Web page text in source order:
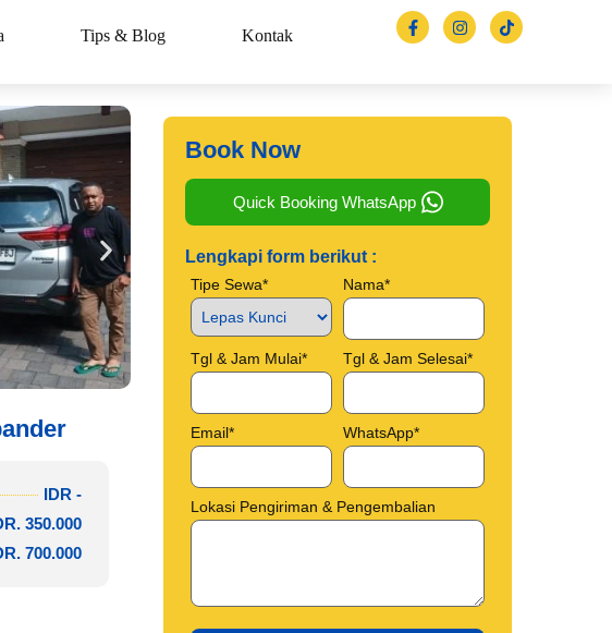
Tips & Blog Kontak
IDR -
350.000
700.000
Book Now
Quick Booking WhatsApp
Lengkapi form berikut :
Tipe Sewa* Nama*
Tgl & Jam Mulai* Tgl & Jam Selesai*
Email* WhatsApp*
Lokasi Pengiriman & Pengembalian